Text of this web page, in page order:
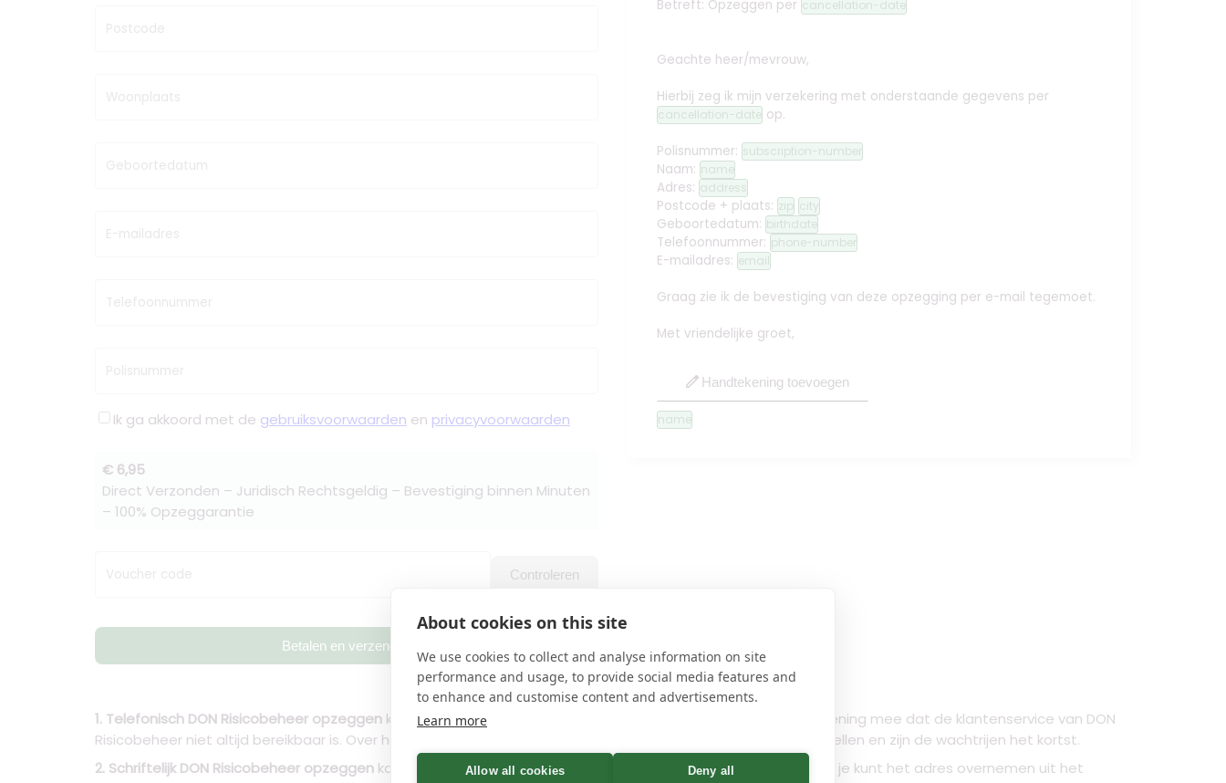
About cookies on this site
We use cookies to collect and analyse information on site
performance and usage, to provide social media features and
to enhance and customise content and advertisements.
Learn more
Allow all cookies Deny all
Postcode
Woonplaats
Geboortedatum
E-mailadres
Telefoonnummer
Polisnummer
Ik ga akkoord met de gebruiksvoorwaarden en privacyvoorwaarden
€ 6,95
Direct Verzonden – Juridisch Rechtsgeldig – Bevestiging binnen Minuten
– 100% Opzeggarantie
Voucher code Controleren
Betalen en verzenden
Betreft: Opzeggen per cancellation-date
Geachte heer/mevrouw,
Hierbij zeg ik mijn verzekering met onderstaande gegevens per
cancellation-date op.
Polisnummer: subscription-number
Naam: name
Adres: address
Postcode + plaats: zip city
Geboortedatum: birthdate
Telefoonnummer: phone-number
E-mailadres: email
Graag zie ik de bevestiging van deze opzegging per e-mail tegemoet.
Met vriendelijke groet,
edit Handtekening toevoegen
name
1. Telefonisch DON Risicobeheer opzeggen kan via het telefoonnummer onderaan deze pagina. Houdt er rekening mee dat de klantenservice van DON
Risicobeheer niet altijd bereikbaar is. Over het algemeen is de maandagmiddag het beste moment om te bellen en zijn de wachtrijen het kortst.
2. Schriftelijk DON Risicobeheer opzeggen kan door een brief te sturen naar het adres onderaan de pagina of je kunt het adres overnemen uit het